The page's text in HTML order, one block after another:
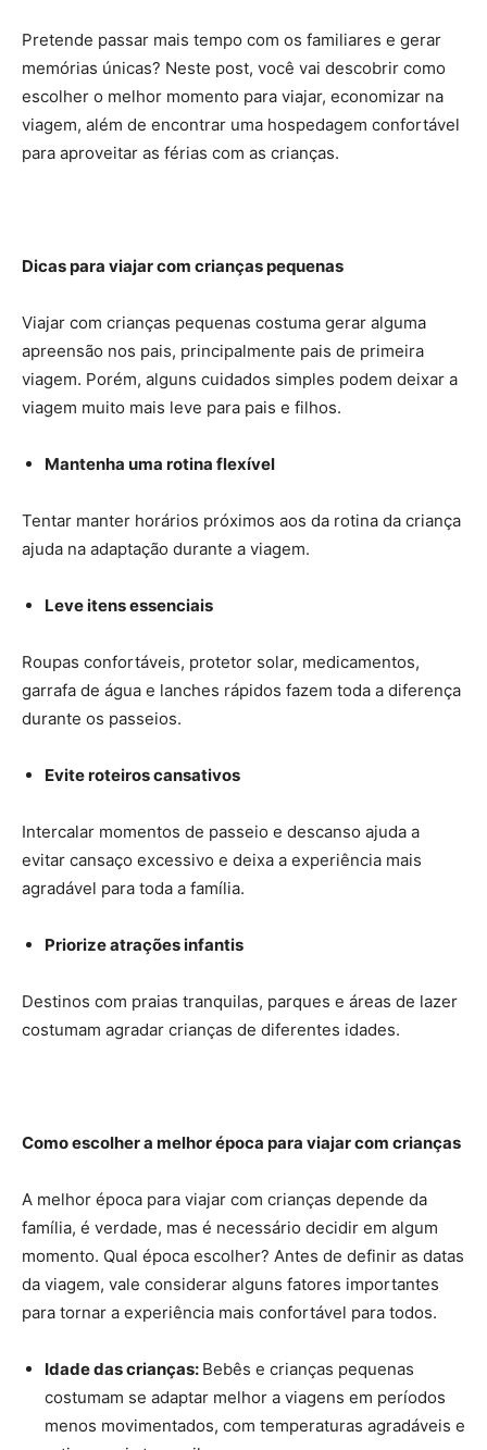
Pretende passar mais tempo com os familiares e gerar
memórias únicas? Neste post, você vai descobrir como
escolher o melhor momento para viajar, economizar na
viagem, além de encontrar uma hospedagem confortável
para aproveitar as férias com as crianças.
Dicas para viajar com crianças pequenas
Viajar com crianças pequenas costuma gerar alguma
apreensão nos pais, principalmente pais de primeira
viagem. Porém, alguns cuidados simples podem deixar a
viagem muito mais leve para pais e filhos.
Mantenha uma rotina flexível
Tentar manter horários próximos aos da rotina da criança
ajuda na adaptação durante a viagem.
Leve itens essenciais
Roupas confortáveis, protetor solar, medicamentos,
garrafa de água e lanches rápidos fazem toda a diferença
durante os passeios.
Evite roteiros cansativos
Intercalar momentos de passeio e descanso ajuda a
evitar cansaço excessivo e deixa a experiência mais
agradável para toda a família.
Priorize atrações infantis
Destinos com praias tranquilas, parques e áreas de lazer
costumam agradar crianças de diferentes idades.
Como escolher a melhor época para viajar com crianças
A melhor época para viajar com crianças depende da
família, é verdade, mas é necessário decidir em algum
momento. Qual época escolher? Antes de definir as datas
da viagem, vale considerar alguns fatores importantes
para tornar a experiência mais confortável para todos.
Idade das crianças: Bebês e crianças pequenas
costumam se adaptar melhor a viagens em períodos
menos movimentados, com temperaturas agradáveis e